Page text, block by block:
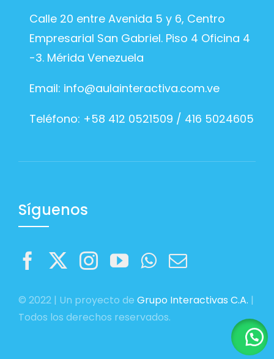
Calle 20 entre Avenida 5 y 6, Centro
Empresarial San Gabriel. Piso 4 Oficina 4
-3. Mérida Venezuela
Email: info@aulainteractiva.com.ve
Teléfono: +58 412 0521509 / 416 5024605
Síguenos
© 2022 | Un proyecto de Grupo Interactivas C.A. |
Todos los derechos reservados.